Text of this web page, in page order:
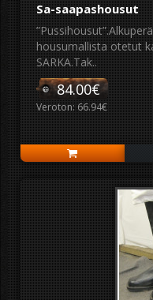
Sa-saapashousut
housumallista otetut
SARKA.Tak..
84.00€
Veroton: 66.94€